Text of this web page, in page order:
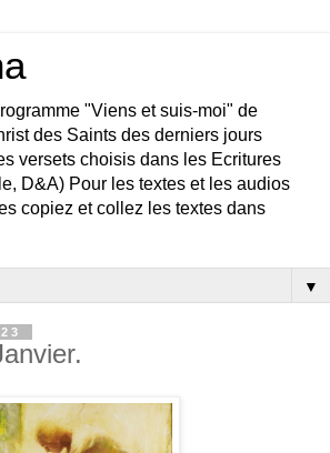
"Viens et suis-moi" de
des Saints des derniers jours
versets choisis dans les Ecritures
D&A) Pour les textes et les audios
copiez et collez les textes dans
▼